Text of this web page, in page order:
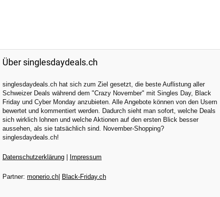
Über singlesdaydeals.ch
singlesdaydeals.ch hat sich zum Ziel gesetzt, die beste Auflistung aller
Schweizer Deals während dem "Crazy November" mit Singles Day, Black
Friday und Cyber Monday anzubieten. Alle Angebote können von den Usern
bewertet und kommentiert werden. Dadurch sieht man sofort, welche Deals
sich wirklich lohnen und welche Aktionen auf den ersten Blick besser
aussehen, als sie tatsächlich sind. November-Shopping?
singlesdaydeals.ch!
Datenschutzerklärung Impressum
Partner: monerio.ch Black-Friday.ch